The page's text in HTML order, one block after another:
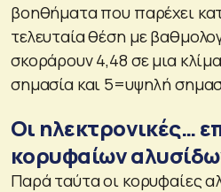
βοηθήματα που παρέχει
τελευταία θέση με
σκοράρουν 4,48 σε μια
σημασία και 5=υψηλή
Οι ηλεκτρονικές…
κορυφαίων
Παρά ταύτα οι κορυφαίες